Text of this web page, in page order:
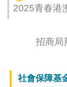
2025青春港
招商局
社會保障基